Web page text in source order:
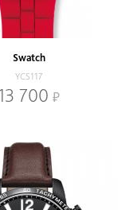
Swatch
YCS117
700